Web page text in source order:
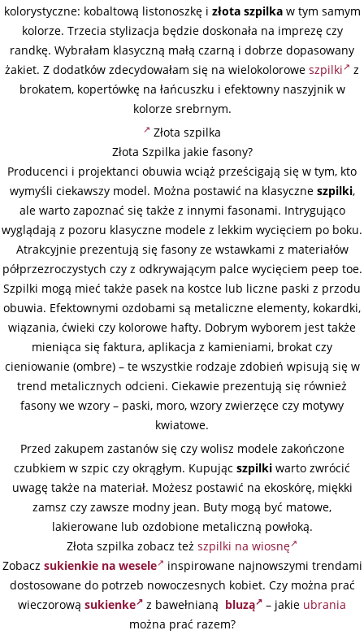
kolorystyczne: kobaltową listonoszkę i złota szpilkaw tym samym
kolorze. Trzecia stylizacja będzie doskonała na imprezę czy
randkę. Wybrałam klasyczną małą czarną i dobrze dopasowany
żakiet. Z dodatków zdecydowałam się na wielokolorowe szpilki
z
brokatem, kopertówkę na łańcuszku i efektowny naszyjnik w
kolorze srebrnym.
Złota szpilka
Złota Szpilka jakie fasony?
Producenci i projektanci obuwia wciąż prześcigają się w tym, kto
wymyśli ciekawszy model. Można postawić na klasyczne szpilki,
ale warto zapoznać się także z innymi fasonami. Intrygująco
wyglądają z pozoru klasyczne modele z lekkim wycięciem po boku.
Atrakcyjnie prezentują się fasony ze wstawkami z materiałów
półprzezroczystych czy z odkrywającym palce wycięciem peep toe.
Szpilki mogą mieć także pasek na kostce lub liczne paski z przodu
obuwia. Efektownymi ozdobami są metaliczne elementy, kokardki,
wiązania, ćwieki czy kolorowe hafty. Dobrym wyborem jest także
mieniąca się faktura, aplikacja z kamieniami, brokat czy
cieniowanie (ombre) – te wszystkie rodzaje zdobień wpisują się w
trend metalicznych odcieni. Ciekawie prezentują się również
fasony we wzory – paski, moro, wzory zwierzęce czy motywy
kwiatowe.
Przed zakupem zastanów się czy wolisz modele zakończone
czubkiem w szpic czy okrągłym. Kupując szpilki warto zwrócić
uwagę także na materiał. Możesz postawić na ekoskórę, miękki
zamsz czy zawsze modny jean. Buty mogą być matowe,
lakierowane lub ozdobione metaliczną powłoką.
Złota szpilka zobacz też szpilki na wiosnę
Zobacz sukienkie na wesele
inspirowane najnowszymi trendami
dostosowane do potrzeb nowoczesnych kobiet. Czy można prać
wieczorową sukienke z bawełnianą bluzą – jakie ubrania
można prać razem?